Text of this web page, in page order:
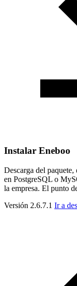
Instalar Eneboo
Descarga del paquete,
en PostgreSQL o
la empresa. El punto
Versión 2.6.7.1 Ir a